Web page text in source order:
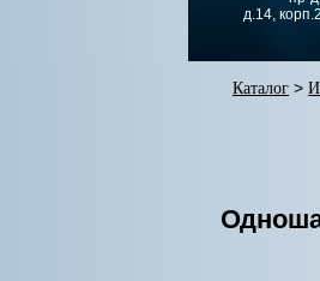
д.14,
Каталог >